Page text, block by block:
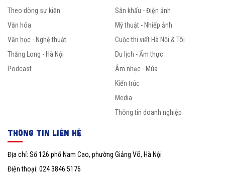
Theo dòng sự kiện
Văn hóa
Văn học - Nghệ thuật
Thăng Long - Hà Nội
Podcast
Sân khấu - Điện ảnh
Mỹ thuật - Nhiếp ảnh
Cuộc thi viết Hà Nội & Tôi
Du lịch - Ẩm thực
Âm nhạc - Múa
Kiến trúc
Media
Thông tin doanh nghiệp
THÔNG TIN LIÊN HỆ
Địa chỉ: Số 126 phố Nam Cao, phường Giảng Võ, Hà Nội
Điện thoại: 024 3846 5176